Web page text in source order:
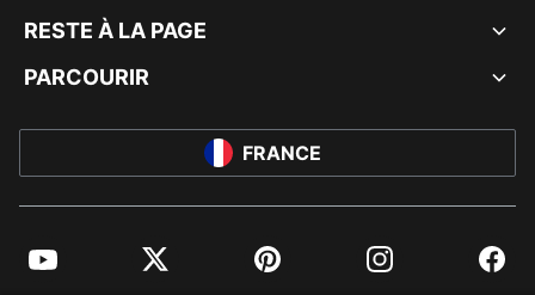
RESTE À LA PAGE
PARCOURIR
FRANCE
YouTube Twitter Pinterest Instagram